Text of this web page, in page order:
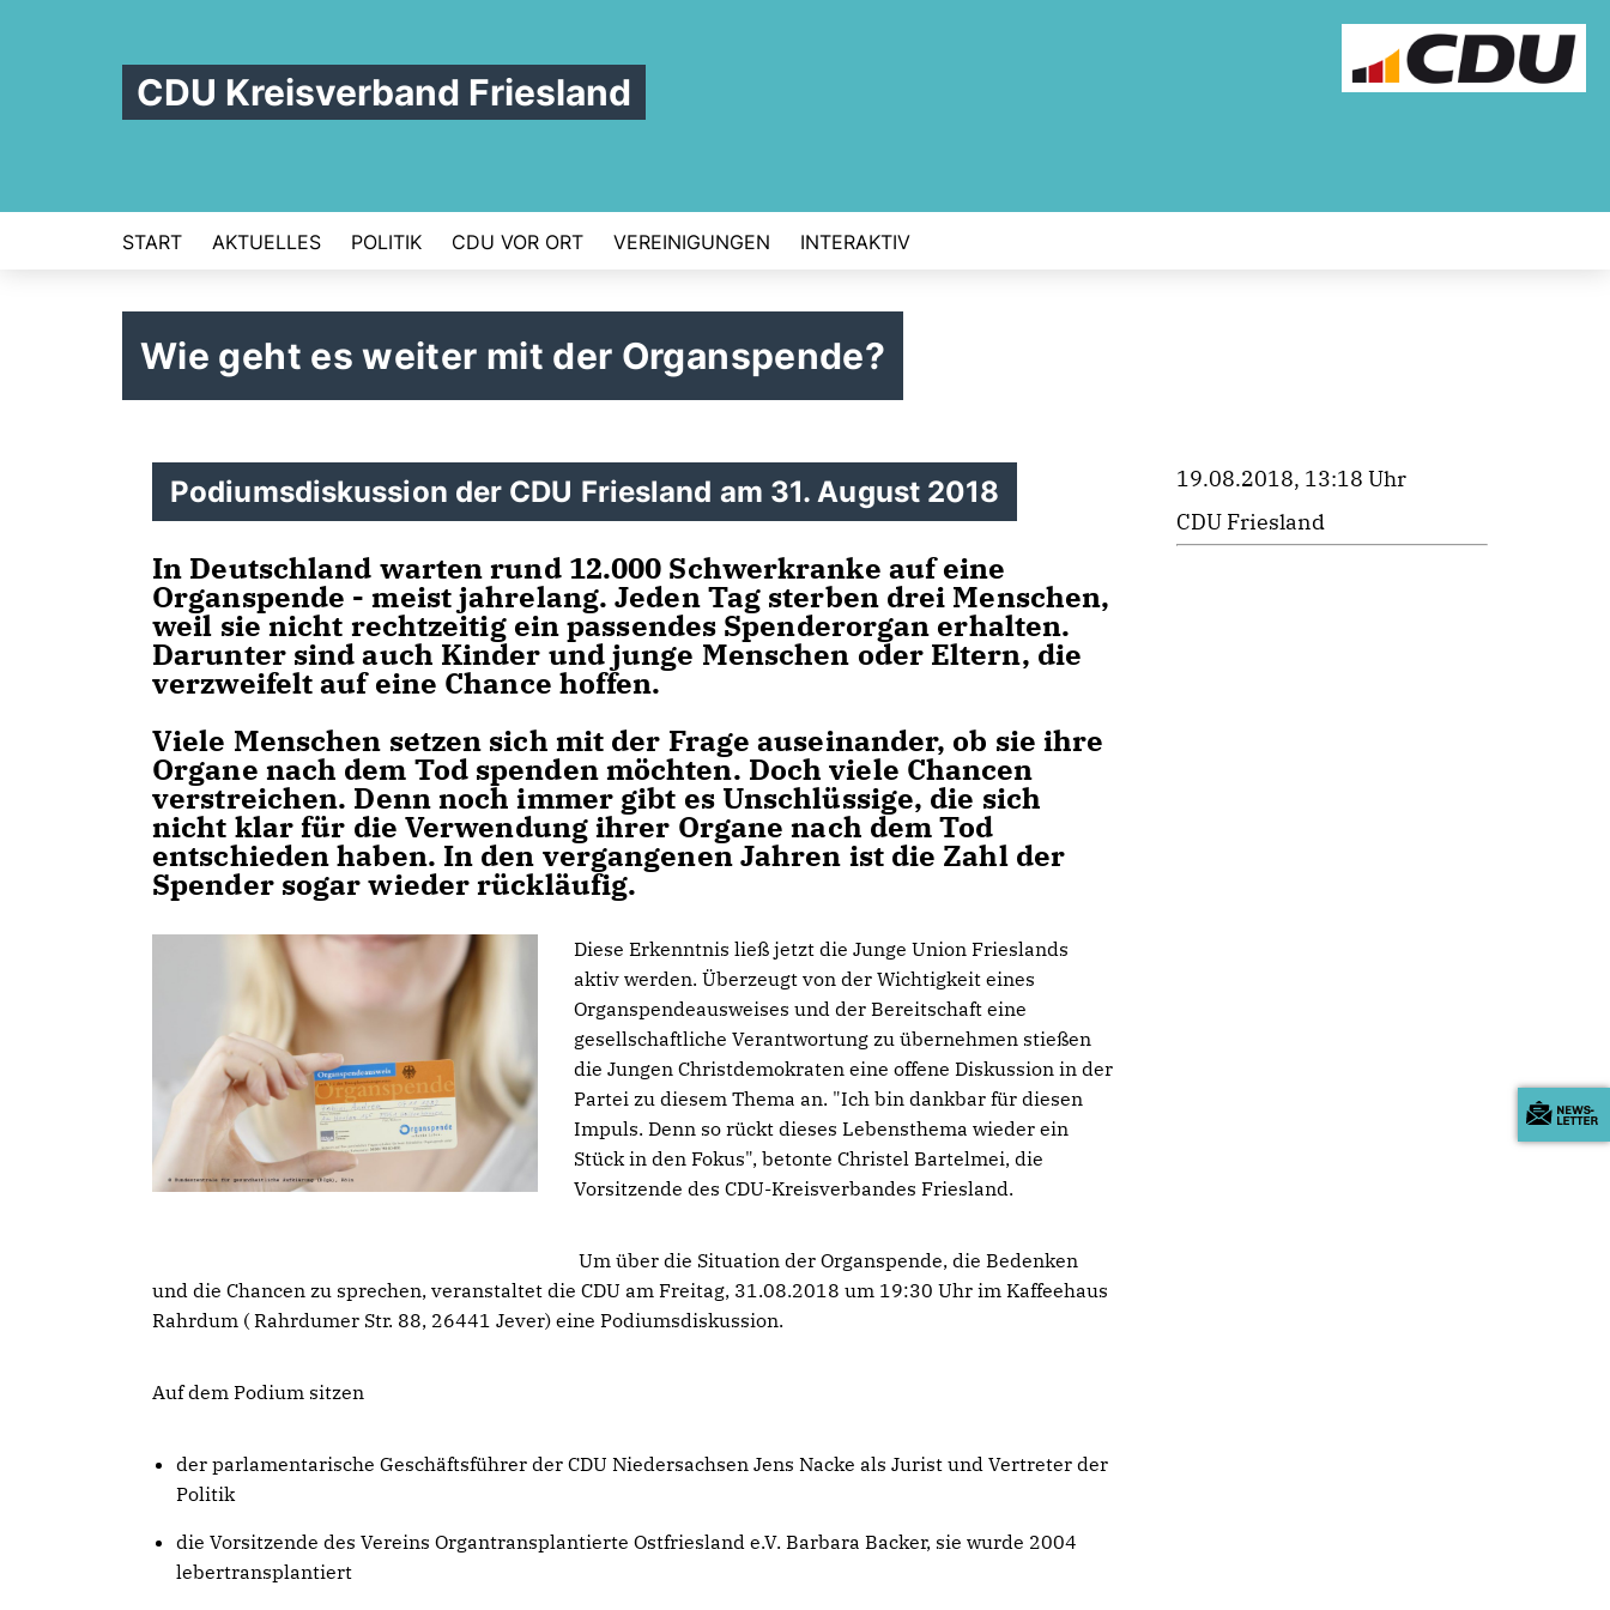
CDU Kreisverband Friesland
START AKTUELLES POLITIK CDU VOR ORT VEREINIGUNGEN INTERAKTIV
Wie geht es weiter mit der Organspende?
Podiumsdiskussion der CDU Friesland am 31. August 2018
In Deutschland warten rund 12.000 Schwerkranke auf eine
Organspende - meist jahrelang. Jeden Tag sterben drei Menschen,
weil sie nicht rechtzeitig ein passendes Spenderorgan erhalten.
Darunter sind auch Kinder und junge Menschen oder Eltern, die
verzweifelt auf eine Chance hoffen.
Viele Menschen setzen sich mit der Frage auseinander, ob sie ihre
Organe nach dem Tod spenden möchten. Doch viele Chancen
verstreichen. Denn noch immer gibt es Unschlüssige, die sich
nicht klar für die Verwendung ihrer Organe nach dem Tod
entschieden haben. In den vergangenen Jahren ist die Zahl der
Spender sogar wieder rückläufig.
Diese Erkenntnis ließ jetzt die Junge Union Frieslands
aktiv werden. Überzeugt von der Wichtigkeit eines
Organspendeausweises und der Bereitschaft eine
gesellschaftliche Verantwortung zu übernehmen stießen
die Jungen Christdemokraten eine offene Diskussion in der
Partei zu diesem Thema an. "Ich bin dankbar für diesen
Impuls. Denn so rückt dieses Lebensthema wieder ein
Stück in den Fokus", betonte Christel Bartelmei, die
Vorsitzende des CDU-Kreisverbandes Friesland.
Um über die Situation der Organspende, die Bedenken
und die Chancen zu sprechen, veranstaltet die CDU am Freitag, 31.08.2018 um 19:30 Uhr im Kaffeehaus
Rahrdum ( Rahrdumer Str. 88, 26441 Jever) eine Podiumsdiskussion.
Auf dem Podium sitzen
der parlamentarische Geschäftsführer der CDU Niedersachsen Jens Nacke als Jurist und Vertreter der
Politik
die Vorsitzende des Vereins Organtransplantierte Ostfriesland e.V. Barbara Backer, sie wurde 2004
lebertransplantiert
19.08.2018, 13:18 Uhr
CDU Friesland